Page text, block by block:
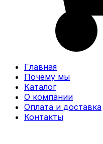
Главная
Почему мы
Каталог
О компании
Оплата и доставка
Контакты